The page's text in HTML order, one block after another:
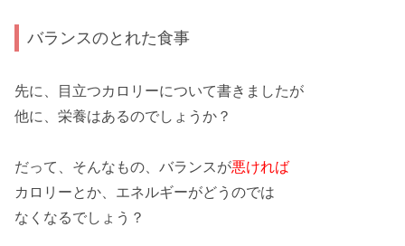
バランスのとれた食事
先に、 目立つカロリーについて書きましたが
他に、 栄養はあるのでしょうか？
だって、そんなもの、バランスが悪ければ
カロリーとか、 エネルギーがどうのでは
なくなるでしょう？